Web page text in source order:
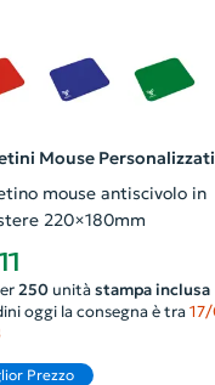
Mouse Personalizzati
mouse antiscivolo in
220×180mm
250unità stampa inclusa
oggi la consegna è tra
Prezzo